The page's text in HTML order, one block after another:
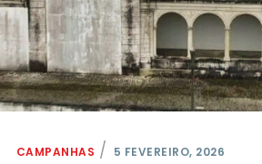
CAMPANHAS 5 FEVEREIRO, 2026